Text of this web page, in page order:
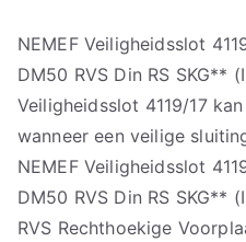
NEMEF Veiligheidsslot
DM50 RVS Din RS SKG**
Veiligheidsslot 4119/17
wanneer een veilige
NEMEF Veiligheidsslot
DM50 RVS Din RS SKG**
RVS Rechthoekige